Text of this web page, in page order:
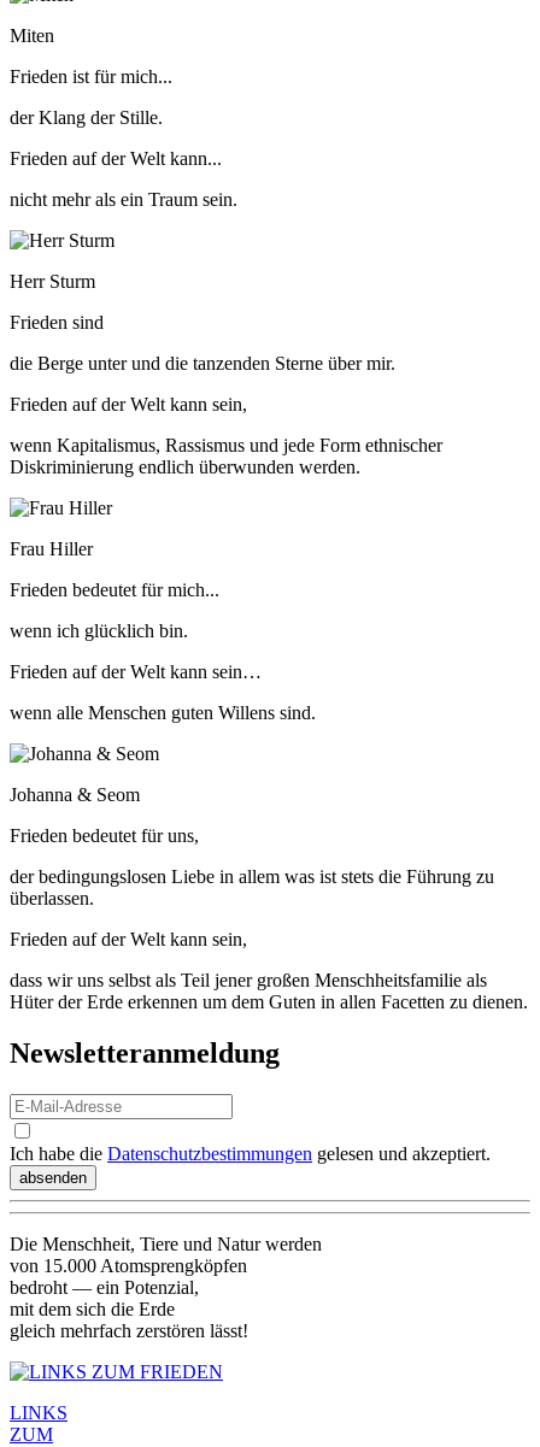
Miten
Frieden ist für mich...
der Klang der Stille.
Frieden auf der Welt kann...
nicht mehr als ein Traum sein.
Herr Sturm
Frieden sind
die Berge unter und die tanzenden Sterne über mir.
Frieden auf der Welt kann sein,
wenn Kapitalismus, Rassismus und jede Form ethnischer
Diskriminierung endlich überwunden werden.
Frau Hiller
Frieden bedeutet für mich...
wenn ich glücklich bin.
Frieden auf der Welt kann sein…
wenn alle Menschen guten Willens sind.
Johanna & Seom
Frieden bedeutet für uns,
der bedingungslosen Liebe in allem was ist stets die Führung zu
überlassen.
Frieden auf der Welt kann sein,
dass wir uns selbst als Teil jener großen Menschheitsfamilie als
Hüter der Erde erkennen um dem Guten in allen Facetten zu dienen.
Newsletteranmeldung
Ich habe die Daten­schutz­bestimmungen gelesen und akzeptiert.
absenden
Die Menschheit, Tiere und Natur werden
von 15.000 Atomsprengköpfen
bedroht — ein Potenzial,
mit dem sich die Erde
gleich mehrfach zerstören lässt!
LINKS
ZUM